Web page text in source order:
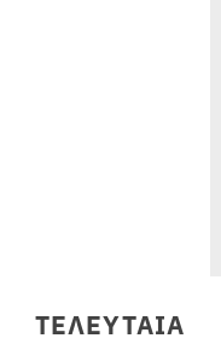
ΤΕΛΕΥΤΑΊΑ